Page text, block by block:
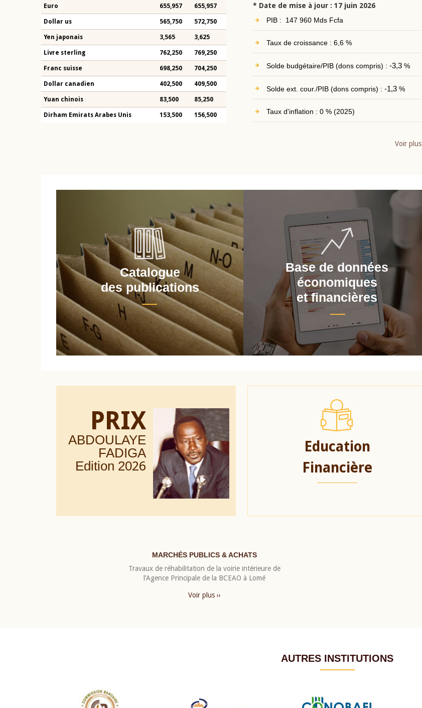
Euro 655,957 655,957
Dollar us 565,750 572,750
Yen japonais 3,565 3,625
Livre sterling 762,250 769,250
Franc suisse 698,250 704,250
Dollar canadien 402,500 409,500
Yuan chinois 83,500 85,250
Dirham Emirats Arabes Unis 153,500 156,500
* Date de mise à jour : 17 juin 2026
PIB : 147 960 Mds Fcfa
Taux de croissance : 6,6 %
Solde budgétaire/PIB (dons compris) : -3,3%
Solde ext. cour./PIB (dons compris) : -1,3%
Taux d'inflation : 0 % (2025)
Voir plus
Catalogue
des publications
Base de données
économiques
et financières
PRIX
ABDOULAYE
FADIGA
Edition 2026
Education
Financière
MARCHÉS PUBLICS & ACHATS
Travaux de réhabilitation de la voirie intérieure de
l’Agence Principale de la BCEAO à Lomé
Voir plus ››
AUTRES INSTITUTIONS